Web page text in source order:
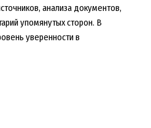
анализа документов,
упомянутых сторон. В
уверенности в